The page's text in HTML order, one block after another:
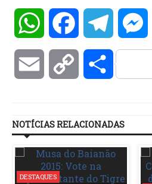
WhatsAppFacebook
Email Copy
NOTÍCIAS RELACIONADAS
DESTAQUES